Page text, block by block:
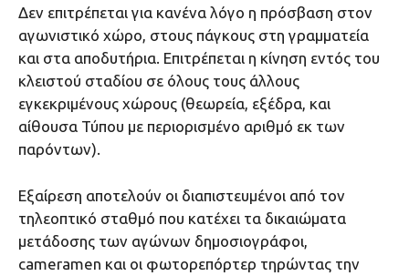
Δεν επιτρέπεται για κανένα λόγο η πρόσβαση στον
αγωνιστικό χώρο, στους πάγκους στη γραμματεία
και στα αποδυτήρια. Επιτρέπεται η κίνηση εντός του
κλειστού σταδίου σε όλους τους άλλους
εγκεκριμένους χώρους (θεωρεία, εξέδρα, και
αίθουσα Τύπου με περιορισμένο αριθμό εκ των
παρόντων).
Εξαίρεση αποτελούν οι διαπιστευμένοι από τον
τηλεοπτικό σταθμό που κατέχει τα δικαιώματα
μετάδοσης των αγώνων δημοσιογράφοι,
cameramen και οι φωτορεπόρτερ τηρώντας την